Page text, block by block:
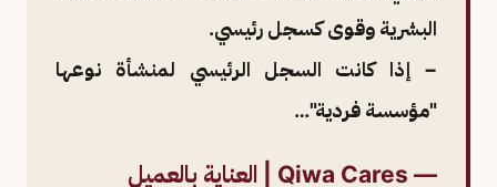
البشرية وقوى كسجل رئيسي.
− إذا كانت السجل الرئيسي لمنشأة نوعها
"مؤسسة فردية"…
— Qiwa Cares | العناية بالعميل